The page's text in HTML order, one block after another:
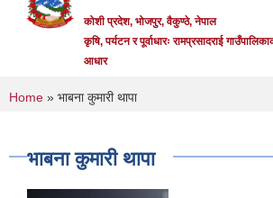
कोशी प्रदेश, भोजपुर, वैकुण्ठे, नेपाल
कृषि, पर्यटन र पूर्वाधारः रामप्रसादराई
आधार
You are here
Home » भाबना कुमारी थापा
भाबना कुमारी थापा